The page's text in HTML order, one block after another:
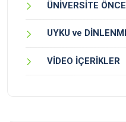
ÜNİVERSİTE
UYKU ve
VİDEO İÇERİKLER